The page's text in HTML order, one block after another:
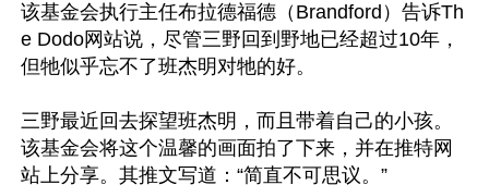
该基金会执行主任布拉德福德（Brandford）告诉Th
e Dodo网站说，尽管三野回到野地已经超过10年，
但牠似乎忘不了班杰明对牠的好。
三野最近回去探望班杰明，而且带着自己的小孩。
该基金会将这个温馨的画面拍了下来，并在推特网
站上分享。其推文写道：“简直不可思议。”